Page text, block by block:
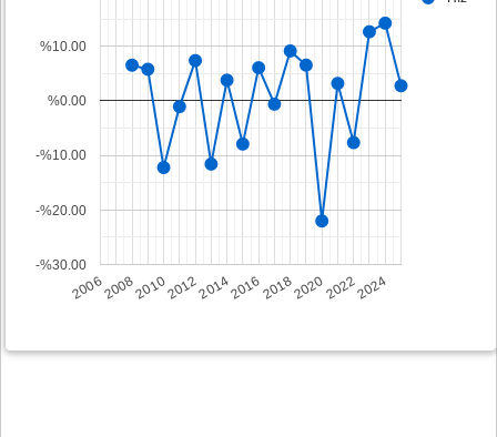
2006200820102012201420162018202020222024
-%30.00
-%20.00
-%10.00
%0.00
%10.00